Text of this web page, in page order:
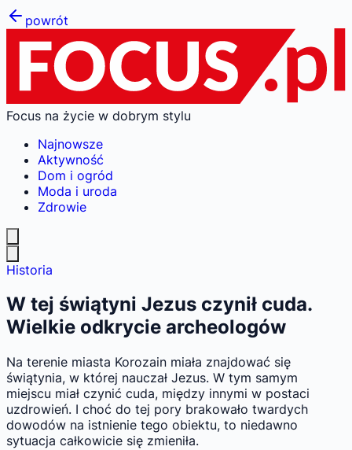
powrót
Focus na życie w dobrym stylu
Najnowsze
Aktywność
Dom i ogród
Moda i uroda
Zdrowie
Historia
W tej świątyni Jezus czynił cuda.
Wielkie odkrycie archeologów
Na terenie miasta Korozain miała znajdować się
świątynia, w której nauczał Jezus. W tym samym
miejscu miał czynić cuda, między innymi w postaci
uzdrowień. I choć do tej pory brakowało twardych
dowodów na istnienie tego obiektu, to niedawno
sytuacja całkowicie się zmieniła.